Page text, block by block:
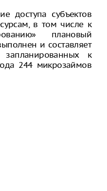
доступа субъектов
в том числе к
плановый
и составляет
к
244 микрозаймов